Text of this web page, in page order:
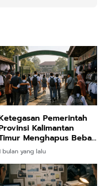
Pemerintah
Kalimantan
Menghapus Beban
Murid Melalui
Larangan Bisnis Seragam
Lingkungan
bulan yang lalu